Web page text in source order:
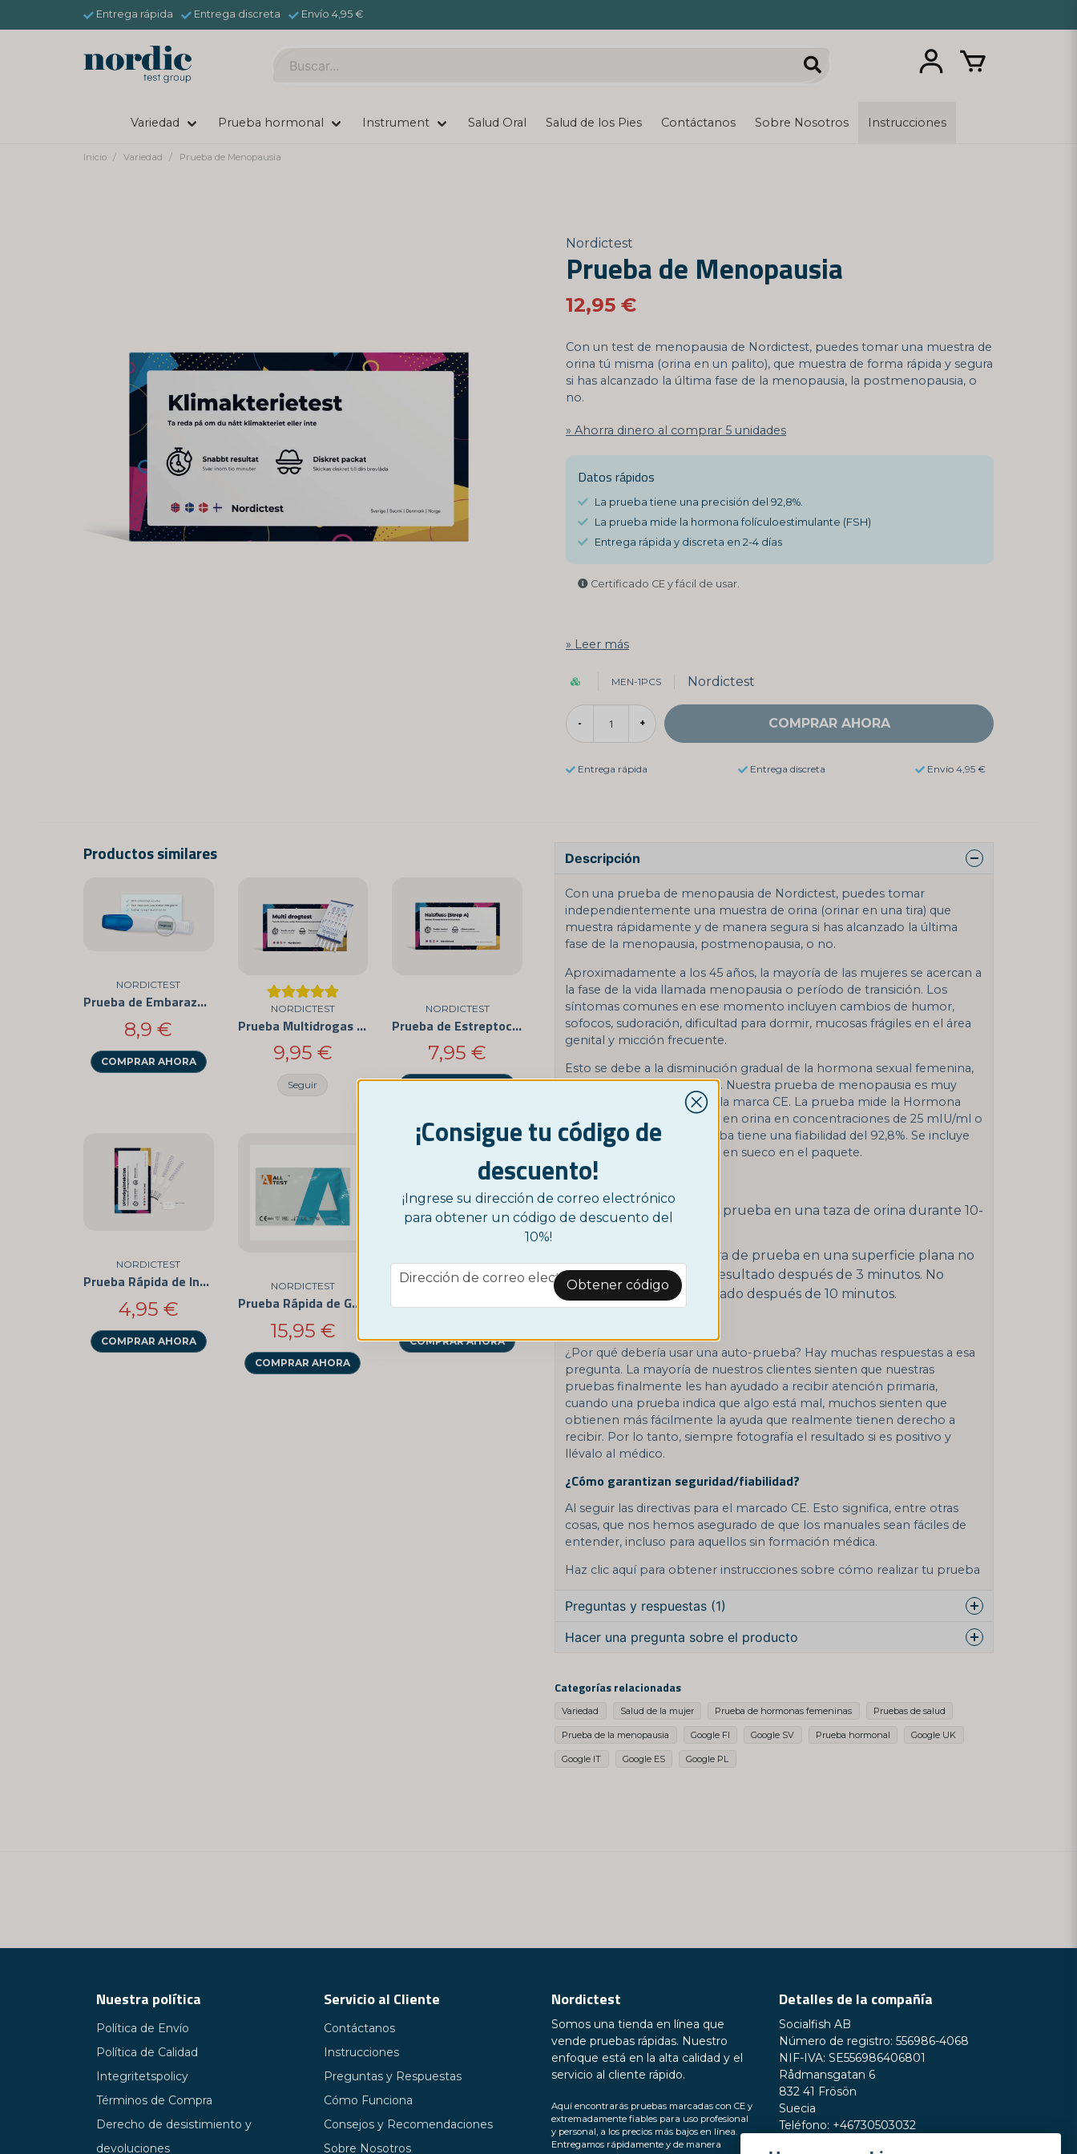
Entrega rápida Entrega discreta Envío 4,95 €
Variedad Prueba hormonal Instrument Salud Oral Salud de los Pies Contáctanos Sobre Nosotros Instrucciones
Inicio Variedad Prueba de Menopausia
Nordictest
Prueba de Menopausia
12,95 €
Con un test de menopausia de Nordictest, puedes tomar una muestra de
orina tú misma (orina en un palito), que muestra de forma rápida y segura
si has alcanzado la última fase de la menopausia, la postmenopausia, o
no.
Ahorra dinero al comprar 5 unidades
Datos rápidos
La prueba tiene una precisión del 92,8%.
La prueba mide la hormona folículoestimulante (FSH)
Entrega rápida y discreta en 2-4 días
Certificado CE y fácil de usar.
Leer más
MEN-1PCS Nordictest
- + COMPRAR AHORA
Entrega rápida Entrega discreta Envío 4,95 €
Productos similares
NORDICTEST
Prueba de Embarazo Digital
8,9 €
COMPRAR AHORA
NORDICTEST
Prueba Multidrogas - 12 de las Drogas Más Abusadas
9,95 €
Seguir
NORDICTEST
Prueba de Estreptococos en el Hogar
7,95 €
COMPRAR AHORA
NORDICTEST
Prueba Rápida de Infección del Tracto Urinario
4,95 €
COMPRAR AHORA
NORDICTEST
Prueba Rápida de Gonorrea
15,95 €
COMPRAR AHORA
NORDICTEST
Prueba de Estreptococos en el Hogar - 3 Unidades
17,95 €
COMPRAR AHORA
Descripción
Con una prueba de menopausia de Nordictest, puedes tomar
independientemente una muestra de orina (orinar en una tira) que
muestra rápidamente y de manera segura si has alcanzado la última
fase de la menopausia, postmenopausia, o no.
Aproximadamente a los 45 años, la mayoría de las mujeres se acercan a
la fase de la vida llamada menopausia o período de transición. Los
síntomas comunes en ese momento incluyen cambios de humor,
sofocos, sudoración, dificultad para dormir, mucosas frágiles en el área
genital y micción frecuente.
Esto se debe a la disminución gradual de la hormona sexual femenina,
el estrógeno, en el cuerpo. Nuestra prueba de menopausia es muy
confiable y también tiene la marca CE. La prueba mide la Hormona
Folículo Estimulante (FSH) en orina en concentraciones de 25 mIU/ml o
más altas. Además, la prueba tiene una fiabilidad del 92,8%. Se incluye
un folleto de instrucciones en sueco en el paquete.
Cómo hacerlo
Sumerge la tira de prueba en una taza de orina durante 10-
Luego coloca la tira de prueba en una superficie plana no
absorbente. Lee el resultado después de 3 minutos. No
interpretes el resultado después de 10 minutos.
¿Por qué debería usar una auto-prueba? Hay muchas respuestas a esa
pregunta. La mayoría de nuestros clientes sienten que nuestras
pruebas finalmente les han ayudado a recibir atención primaria,
cuando una prueba indica que algo está mal, muchos sienten que
obtienen más fácilmente la ayuda que realmente tienen derecho a
recibir. Por lo tanto, siempre fotografía el resultado si es positivo y
llévalo al médico.
¿Cómo garantizan seguridad/fiabilidad?
Al seguir las directivas para el marcado CE. Esto significa, entre otras
cosas, que nos hemos asegurado de que los manuales sean fáciles de
entender, incluso para aquellos sin formación médica.
Haz clic aquí para obtener instrucciones sobre cómo realizar tu prueba
Preguntas y respuestas (1)
La tienda respondió
Det är ett st test i denna förpackning.
Hacer una pregunta sobre el producto
Pregúntanos algo sobre este producto...
name
Nombre
Categorías relacionadas
Variedad Salud de la mujer Prueba de hormonas femeninas Pruebas de salud
Prueba de la menopausia Google FI Google SV Prueba hormonal Google UK
Google IT Google ES Google PL
¡Consigue tu código de
descuento!
¡Ingrese su dirección de correo electrónico
para obtener un código de descuento del
10%!
email
Dirección de correo electrónicoObtener código
Nuestra política
Política de Envío
Política de Calidad
Integritetspolicy
Términos de Compra
Derecho de desistimiento y
devoluciones
Servicio al Cliente
Contáctanos
Instrucciones
Preguntas y Respuestas
Cómo Funciona
Consejos y Recomendaciones
Sobre Nosotros
Nordictest
Somos una tienda en línea que
vende pruebas rápidas. Nuestro
enfoque está en la alta calidad y el
servicio al cliente rápido.
Aquí encontrarás pruebas marcadas con CE y
extremadamente fiables para uso profesional
y personal, a los precios más bajos en línea.
Entregamos rápidamente y de manera
Detalles de la compañía
Socialfish AB
Número de registro: 556986-4068
NIF-IVA: SE556986406801
Rådmansgatan 6
832 41 Frösön
Suecia
Teléfono: +46730503032